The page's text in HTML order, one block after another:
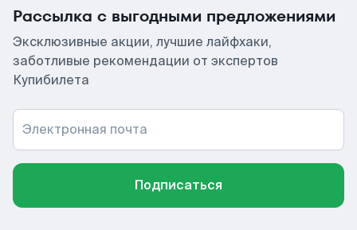
Рассылка с выгодными предложениями
Эксклюзивные акции, лучшие лайфхаки,
заботливые рекомендации от экспертов
Купибилета
Электронная почта
Подписаться